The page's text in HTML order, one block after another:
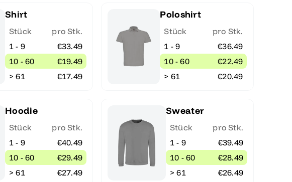
Shirt
Stück
pro Stk.
1 - 9
€33.49
10 - 60
€19.49
> 61
€17.49
Poloshirt
Stück
pro Stk.
1 - 9
€36.49
10 - 60
€22.49
> 61
€20.49
Hoodie
Stück
pro Stk.
1 - 9
€40.49
10 - 60
€29.49
> 61
€27.49
Sweater
Stück
pro Stk.
1 - 9
€39.49
10 - 60
€28.49
> 61
€26.49